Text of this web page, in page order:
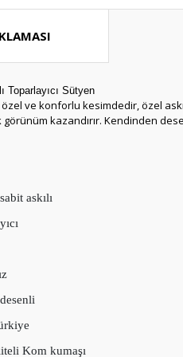
Toparlayıcı Sütyen
ve konforlu kesimdedir, özel askı
kazandırır. Kendinden
askılı
Kom kumaşı